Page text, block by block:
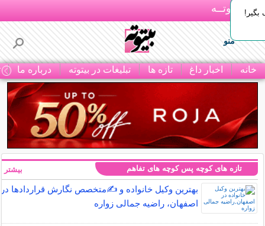
بـیتوتــه
منو
خانه اخبار داغ تازه ها تبلیغات در بیتوته درباره ما
تازه های کوچه پس کوچه های تفاهم
بهترین وکیل خانواده و ✍️متخصص نگارش قراردادها در
اصفهان، راضیه جمالی زواره
بیشتر